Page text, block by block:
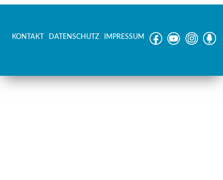
KONTAKT DATENSCHUTZ IMPRESSUM